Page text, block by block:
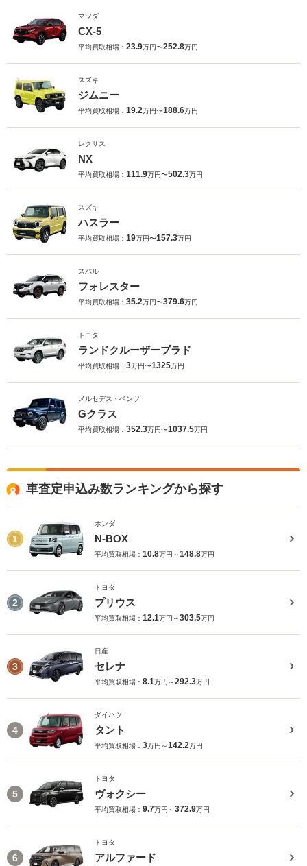
マツダ
CX-5
平均買取相場： 23.9万円〜252.8万円
スズキ
ジムニー
平均買取相場： 19.2万円〜188.6万円
レクサス
NX
平均買取相場： 111.9万円〜502.3万円
スズキ
ハスラー
平均買取相場： 19万円〜157.3万円
スバル
フォレスター
平均買取相場： 35.2万円〜379.6万円
トヨタ
ランドクルーザープラド
平均買取相場： 3万円〜1325万円
メルセデス・ベンツ
Gクラス
平均買取相場： 352.3万円〜1037.5万円
車査定申込み数ランキングから探す
1
ホンダ
N-BOX
平均買取相場： 10.8万円～148.8万円
2
トヨタ
プリウス
平均買取相場： 12.1万円～303.5万円
3
日産
セレナ
平均買取相場： 8.1万円～292.3万円
4
ダイハツ
タント
平均買取相場： 3万円～142.2万円
5
トヨタ
ヴォクシー
平均買取相場： 9.7万円～372.9万円
6
トヨタ
アルファード